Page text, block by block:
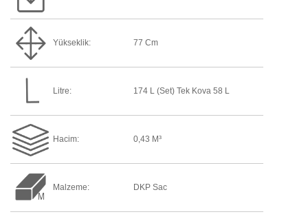
Yükseklik: 77 Cm
Litre: 174 L (Set) Tek Kova 58 L
Hacim: 0,43 M³
Malzeme: DKP Sac